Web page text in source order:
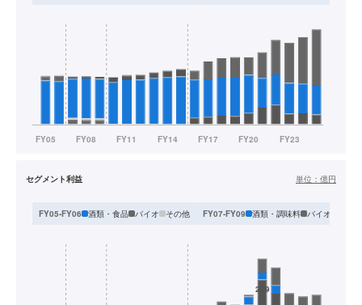
セグメント利益 単位： 億円
FY05-FY06 酒類・食品 バイオ その他 FY07-FY09 酒類・調味料 バイオ